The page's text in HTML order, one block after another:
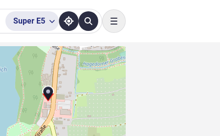
Super E5
Toggle navigation